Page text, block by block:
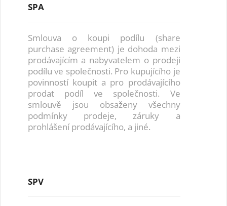
SPA
Smlouva o koupi podílu (share
purchase agreement) je dohoda mezi
prodávajícím a nabyvatelem o prodeji
podílu ve společnosti. Pro kupujícího je
povinností koupit a pro prodávajícího
prodat podíl ve společnosti. Ve
smlouvě jsou obsaženy všechny
podmínky prodeje, záruky a
prohlášení prodávajícího, a jiné.
SPV